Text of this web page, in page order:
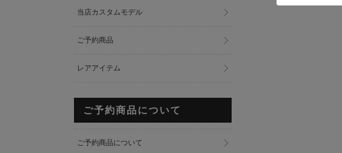
当店カスタムモデル
ご予約商品
レアアイテム
ご予約商品について
ご予約商品について